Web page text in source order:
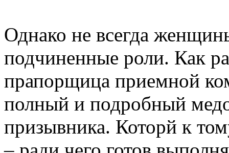
Однако не всегда
подчиненные роли. Как
прапорщица приемной
полный и подробный
призывника. Которй к